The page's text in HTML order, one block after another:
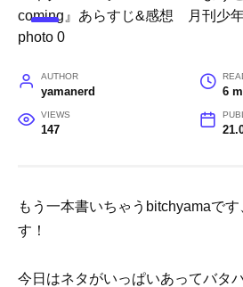
AUTHOR
yamanerd 6
VIEWS
147
もう一本書いちゃうbitchyamaで
す！
今日はネタがいっぱいあってバタ